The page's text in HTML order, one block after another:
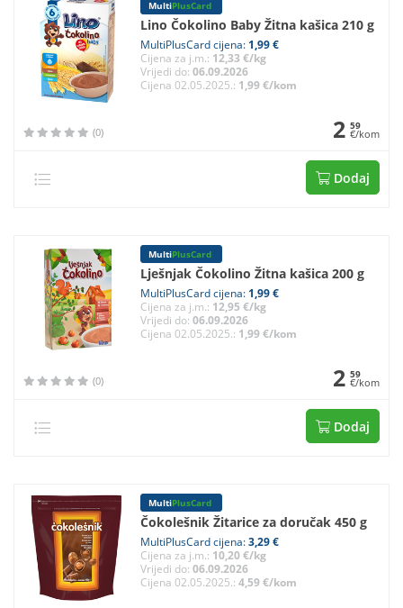
MultiPlusCard
Lino Čokolino Baby Žitna kašica 210 g
MultiPlusCard cijena: 1,99 €
Cijena za j.m.: 12,33 €/kg
Vrijedi do: 06.09.2026
Cijena 02.05.2025.: 1,99 €/kom
(0) 2 59
€/kom
Dodaj
MultiPlusCard
Lješnjak Čokolino Žitna kašica 200 g
MultiPlusCard cijena: 1,99 €
Cijena za j.m.: 12,95 €/kg
Vrijedi do: 06.09.2026
Cijena 02.05.2025.: 1,99 €/kom
(0) 2 59
€/kom
Dodaj
MultiPlusCard
Čokolešnik Žitarice za doručak 450 g
MultiPlusCard cijena:3,29 €
Cijena za j.m.: 10,20 €/kg
Vrijedi do: 06.09.2026
Cijena 02.05.2025.: 4,59 €/kom